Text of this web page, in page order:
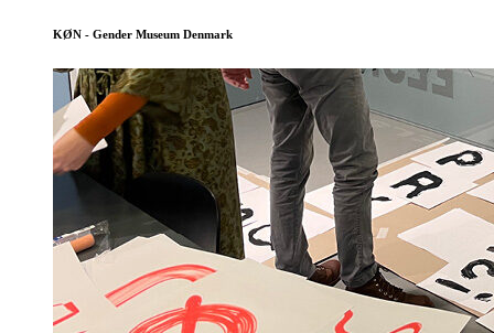
KØN - Gender Museum Denmark